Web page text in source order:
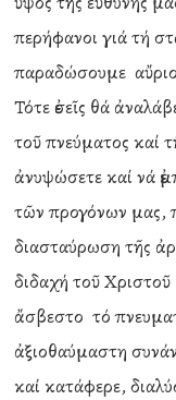
περήφανοι γιά τή
παραδώσουμε
Τότε ἐσεῖς θά
τοῦ πνεύματος καί
ἀνυψώσετε καί νά
τῶν προγόνων μας,
διασταύρωση τῆς
διδαχή τοῦ
ἄσβεστο τό
ἀξιοθαύμαστη
καί κατάφερε,